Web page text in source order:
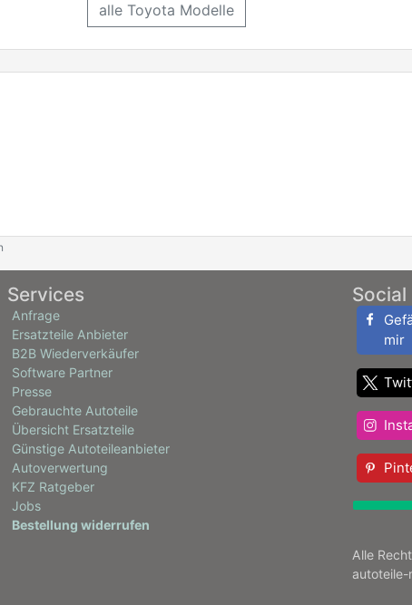
alle Toyota Modelle
Services
Anfrage
Ersatzteile Anbieter
B2B Wiederverkäufer
Software Partner
Presse
Gebrauchte Autoteile
Übersicht Ersatzteile
Günstige Autoteileanbieter
Autoverwertung
KFZ Ratgeber
Jobs
Bestellung widerrufen
Social
mir
Alle